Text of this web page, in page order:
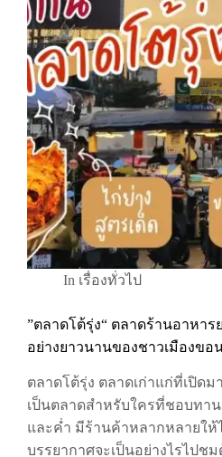
In เรื่องทั่วไป
”ตลาดโต้รุ่ง“ ตลาดร้านอาหาร
อย่างยาวนานของชาวเมืองขอน
ตลาดโต้รุ่ง ตลาดเก่าแก่ที่เปิดม
เป็นตลาดสำหรับใครที่ชอบทา
และค่ำ มีร้านค้าหลากหลายให้
บรรยากาศจะเป็นอย่างไรไปชม